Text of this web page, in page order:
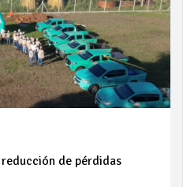
de pérdidas